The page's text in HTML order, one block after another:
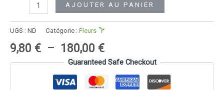
AJOUTER AU PANIER
UGS : ND Catégorie : Fleurs
9,80 € – 180,00 €Plage
de
prix :
9,80 €
Guaranteed Safe Checkout